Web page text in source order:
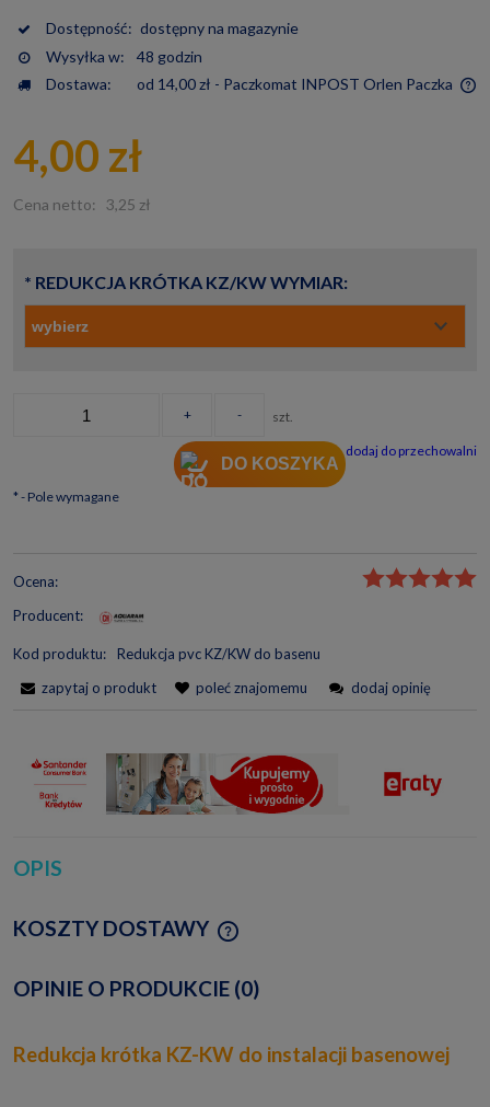
Dostępność: dostępny na magazynie
Wysyłka w:
48 godzin
Dostawa:
od 14,00 zł - Paczkomat INPOST Orlen Paczka
4,00 zł
Cena netto: 3,25 zł
* REDUKCJA KRÓTKA KZ/KW WYMIAR:
+ - szt.
DO KOSZYKA
dodaj do przechowalni
* - Pole wymagane
Ocena:
Producent:
Kod produktu:
Redukcja pvc KZ/KW do basenu
zapytaj o produkt
poleć znajomemu dodaj opinię
OPIS
KOSZTY DOSTAWY
CENA NIE ZAWIERA EWENTUALNYCH KOSZTÓW
OPINIE O PRODUKCIE (0)
Redukcja krótka KZ-KW do instalacji basenowej